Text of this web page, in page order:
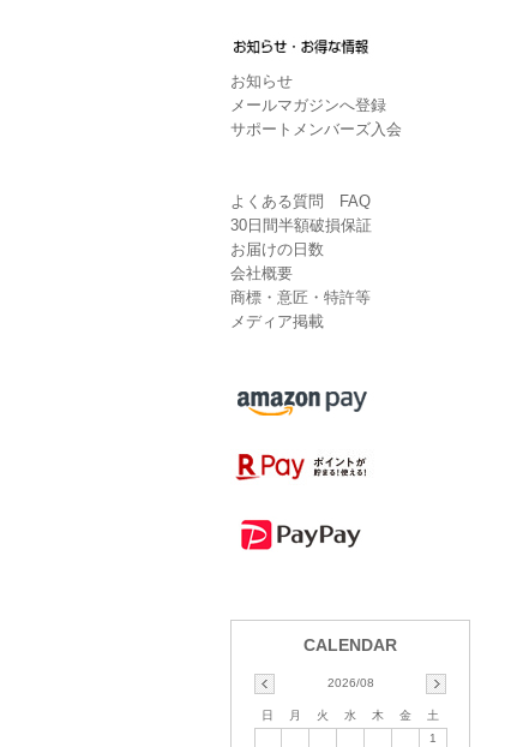
お知らせ
メールマガジンへ登録
サポートメンバーズ入会
よくある質問 FAQ
30日間半額破損保証
お届けの日数
会社概要
商標・意匠・特許等
メディア掲載
2026/08
日 月 火 水 木 金
土
1